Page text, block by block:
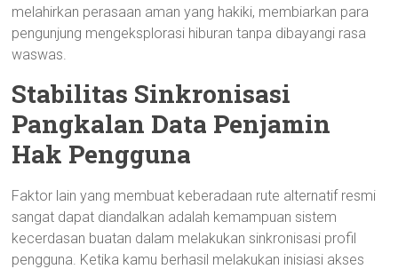
melahirkan perasaan aman yang hakiki, membiarkan para
pengunjung mengeksplorasi hiburan tanpa dibayangi rasa
waswas.
Stabilitas Sinkronisasi
Pangkalan Data Penjamin
Hak Pengguna
Faktor lain yang membuat keberadaan rute alternatif resmi
sangat dapat diandalkan adalah kemampuan sistem
kecerdasan buatan dalam melakukan sinkronisasi profil
pengguna. Ketika kamu berhasil melakukan inisiasi akses